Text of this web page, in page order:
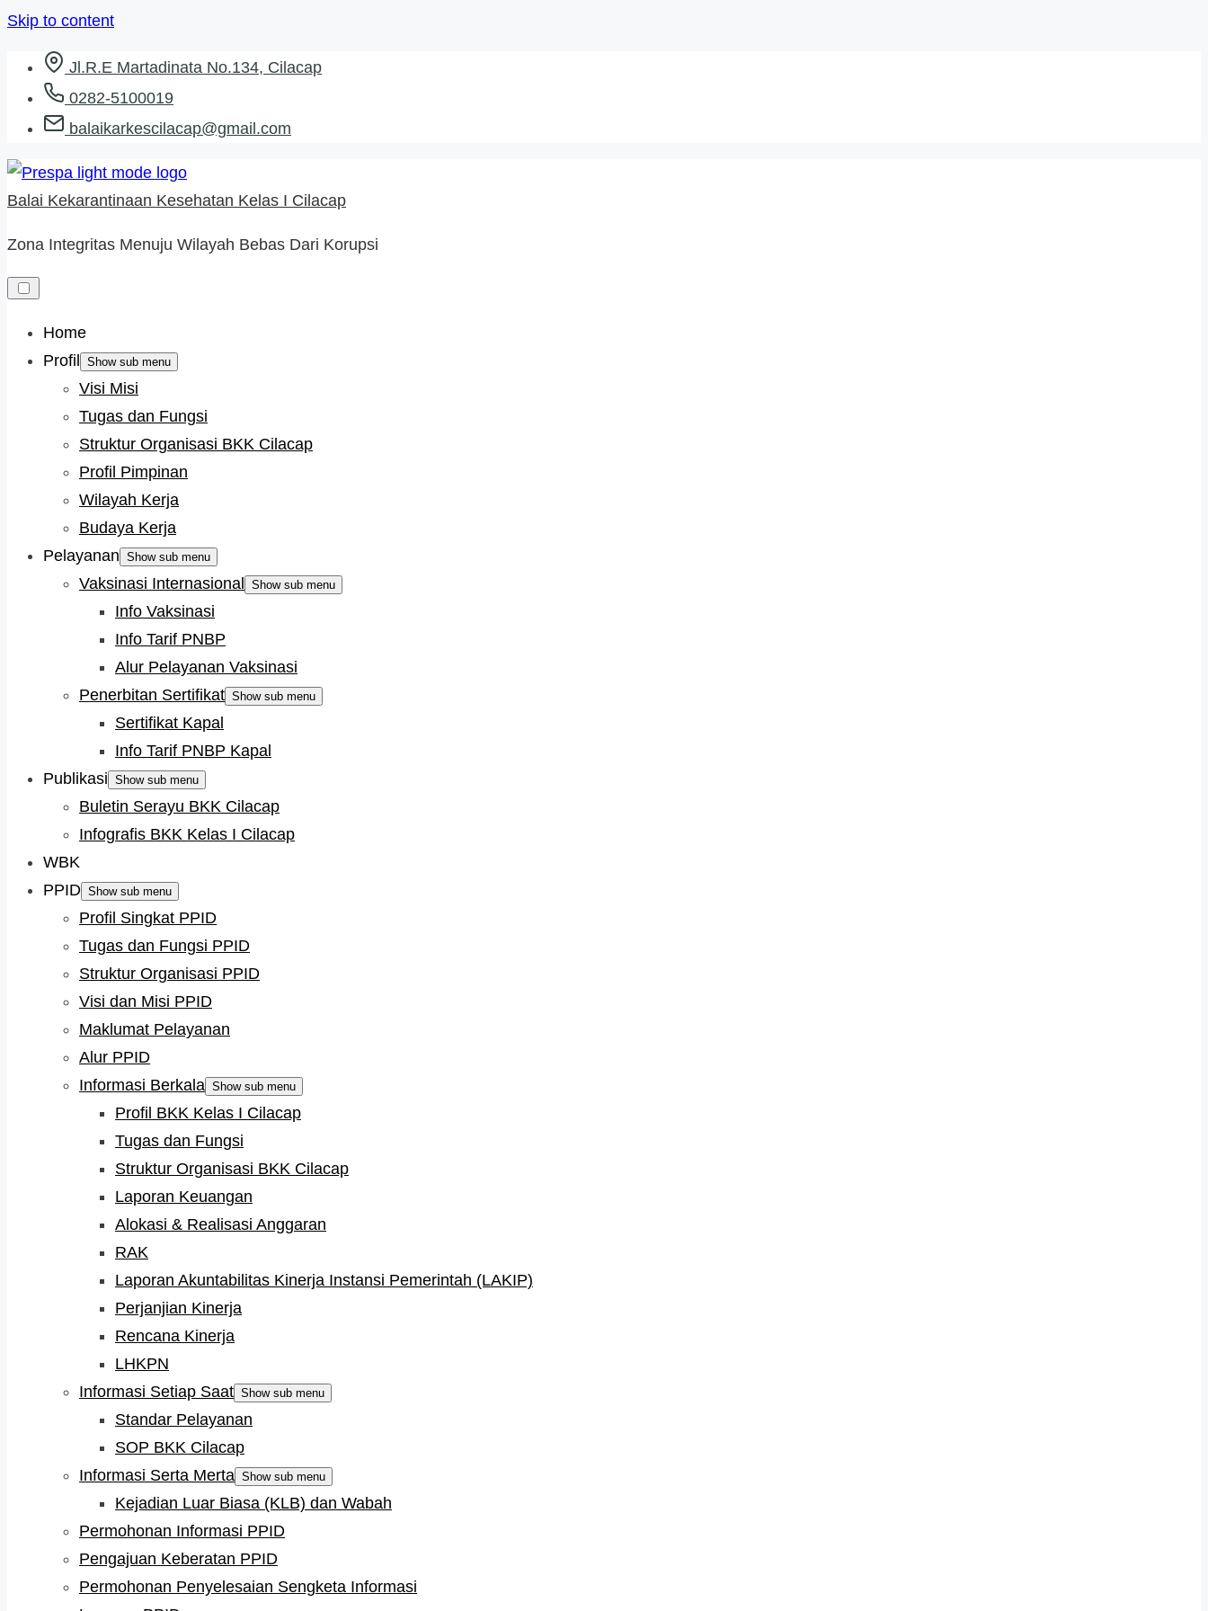
Skip to content
Jl.R.E Martadinata No.134, Cilacap
0282-5100019
balaikarkescilacap@gmail.com
Balai Kekarantinaan Kesehatan Kelas I Cilacap
Zona Integritas Menuju Wilayah Bebas Dari Korupsi
Home
Profil
Show sub menu
Visi Misi
Tugas dan Fungsi
Struktur Organisasi BKK Cilacap
Profil Pimpinan
Wilayah Kerja
Budaya Kerja
Pelayanan Show sub menu
Vaksinasi Internasional Show sub menu
Info Vaksinasi
Info Tarif PNBP
Alur Pelayanan Vaksinasi
Penerbitan Sertifikat Show sub menu
Sertifikat Kapal
Info Tarif PNBP Kapal
Publikasi Show sub menu
Buletin Serayu BKK Cilacap
Infografis BKK Kelas I Cilacap
WBK
PPID Show sub menu
Profil Singkat PPID
Tugas dan Fungsi PPID
Struktur Organisasi PPID
Visi dan Misi PPID
Maklumat Pelayanan
Alur PPID
Informasi Berkala Show sub menu
Profil BKK Kelas I Cilacap
Tugas dan Fungsi
Struktur Organisasi BKK Cilacap
Laporan Keuangan
Alokasi & Realisasi Anggaran
RAK
Laporan Akuntabilitas Kinerja Instansi Pemerintah (LAKIP)
Perjanjian Kinerja
Rencana Kinerja
LHKPN
Informasi Setiap Saat Show sub menu
Standar Pelayanan
SOP BKK Cilacap
Informasi Serta Merta Show sub menu
Kejadian Luar Biasa (KLB) dan Wabah
Permohonan Informasi PPID
Pengajuan Keberatan PPID
Permohonan Penyelesaian Sengketa Informasi